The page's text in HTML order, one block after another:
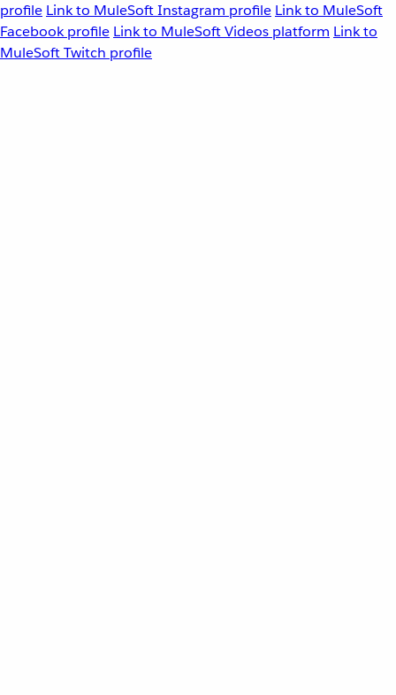
profile Link to MuleSoft Instagram profile Link to MuleSoft
Facebook profile Link to MuleSoft Videos platform Link to
MuleSoft Twitch profile